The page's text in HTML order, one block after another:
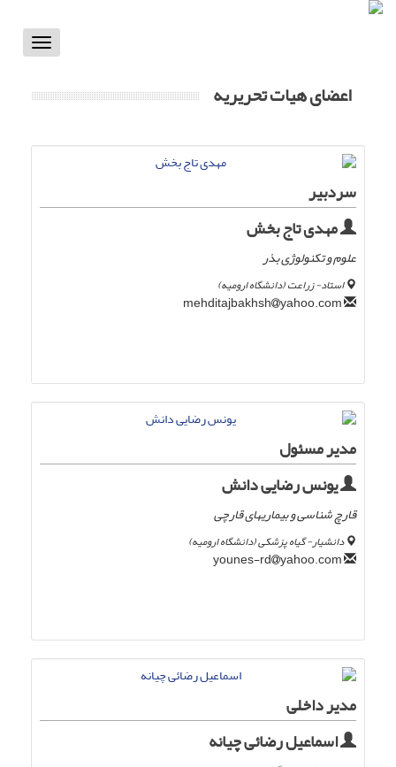
Toggle
اعضای هیات تحریریه
سردبیر
مهدی تاج بخش
علوم و تکنولوژی بذر
استاد- زراعت (دانشگاه ارومیه)
yahoo.com
مدیر مسئول
یونس رضایی دانش
قارچ شناسی و بیماریهای قارچی
دانشیار- گیاه پزشکی (دانشگاه ارومیه)
yahoo.com
مدیر داخلی
اسماعیل رضائی چیانه